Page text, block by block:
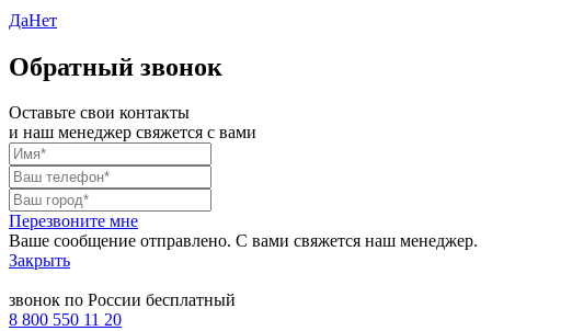
ДаНет
Обратный звонок
Оставьте свои контакты
и наш менеджер свяжется с вами
Перезвоните мне
Ваше сообщение отправлено. С вами свяжется наш менеджер.
Закрыть
звонок по России бесплатный
8 800 550 11 20